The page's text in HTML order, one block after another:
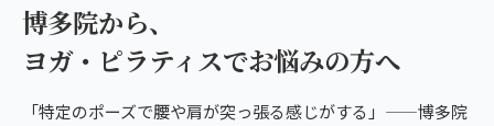
博多院から、
ヨガ・ピラティスでお悩みの方へ
「特定のポーズで腰や肩が突っ張る感じがする」——博多院